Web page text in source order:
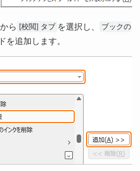
ら [校閲] タブ を選択し、
ブックの
を追加します。